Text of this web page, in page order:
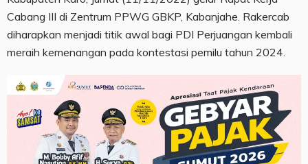
Cabang III di Zentrum PPWG GBKP, Kabanjahe. Rakercab
diharapkan menjadi titik awal bagi PDI Perjuangan kembali
meraih kemenangan pada kontestasi pemilu tahun 2024.